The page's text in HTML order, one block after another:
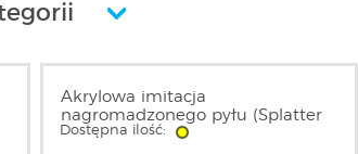
Akrylowa imitacja
nagromadzonego pyłu (Splatter
Effects Accumulated Dust) 100ml
Dostępna ilość: